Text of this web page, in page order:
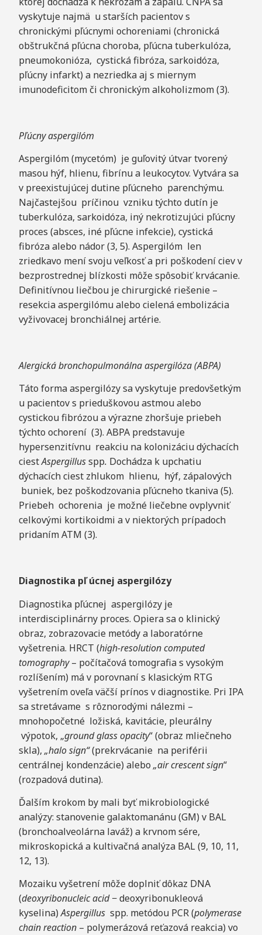
vyskytuje najmä u starších pacientov s
chronickými pľúcnymi ochoreniami (chronická
obštrukčná pľúcna choroba, pľúcna tuberkulóza,
pneumokonióza, cystická fibróza, sarkoidóza,
pľúcny infarkt) a nezriedka aj s miernym
imunodeficitom či chronickým alkoholizmom (3).
Pľúcny aspergilóm
Aspergilóm (mycetóm) je guľovitý útvar tvorený
masou hýf, hlienu, fibrínu a leukocytov. Vytvára sa
v preexistujúcej dutine pľúcneho parenchýmu.
Najčastejšou príčinou vzniku týchto dutín je
tuberkulóza, sarkoidóza, iný nekrotizujúci pľúcny
proces (absces, iné pľúcne infekcie), cystická
fibróza alebo nádor (3, 5). Aspergilóm len
zriedkavo mení svoju veľkosť a pri poškodení ciev v
bezprostrednej blízkosti môže spôsobiť krvácanie.
Definitívnou liečbou je chirurgické riešenie –
resekcia aspergilómu alebo cielená embolizácia
vyživovacej bronchiálnej artérie.
Alergická bronchopulmonálna aspergilóza (ABPA)
Táto forma aspergilózy sa vyskytuje predovšetkým
u pacientov s prieduškovou astmou alebo
cystickou fibrózou a výrazne zhoršuje priebeh
týchto ochorení (3). ABPA predstavuje
hypersenzitívnu reakciu na kolonizáciu dýchacích
ciestAspergillusspp. Dochádza k upchatiu
dýchacích ciest zhlukom hlienu, hýf, zápalových
buniek, bez poškodzovania pľúcneho tkaniva (5).
Priebeh ochorenia je možné liečebne ovplyvniť
celkovými kortikoidmi a v niektorých prípadoch
pridaním ATM (3).
Diagnostika pľ úcnej aspergilózy
Diagnostika pľúcnej aspergilózy je
interdisciplinárny proces. Opiera sa o klinický
obraz, zobrazovacie metódy a laboratórne
vyšetrenia. HRCT (high-resolution computed
tomography– počítačová tomografia s vysokým
rozlíšením) má v porovnaní s klasickým RTG
vyšetrením oveľa väčší prínos v diagnostike. Pri IPA
sa stretávame s rôznorodými nálezmi –
mnohopočetné ložiská, kavitácie, pleurálny
výpotok, „groundglassopacity“ (obraz mliečneho
skla), „halo sign“(prekrvácanie na periférii
centrálnej kondenzácie) alebo „air crescentsign“
(rozpadová dutina).
Ďalším krokom by mali byť mikrobiologické
analýzy: stanovenie galaktomanánu (GM) v BAL
(bronchoalveolárna laváž) a krvnom sére,
mikroskopická a kultivačná analýza BAL (9, 10, 11,
12, 13).
Mozaiku vyšetrení môže doplniť dôkaz DNA
(deoxyribonucleicacid− deoxyribonukleová
kyselina)Aspergillus spp. metódou PCR (polymerase
chain reaction – polymerázová reťazová reakcia) vo